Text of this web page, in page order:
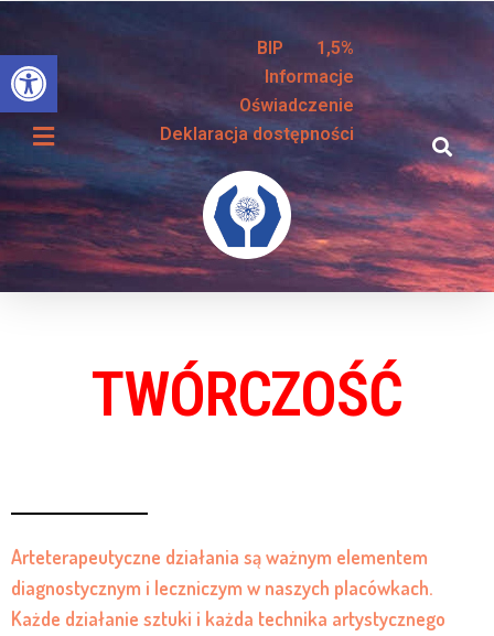
Otwórz pasek narzędzi BIP
1,5%
Informacje
Oświadczenie
Deklaracja dostępności
TWÓRCZOŚĆ
Arteterapeutyczne działania są ważnym elementem
diagnostycznym i leczniczym w naszych placówkach.
Każde działanie sztuki i każda technika artystycznego